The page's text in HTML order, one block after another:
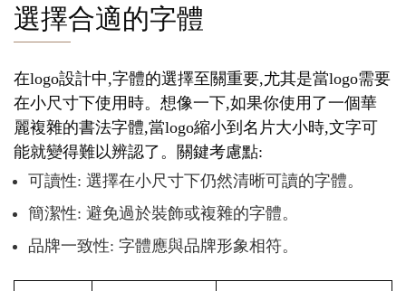
選擇合適的字體
在logo設計中,字體的選擇至關重要,尤其是當logo需要
在小尺寸下使用時。想像一下,如果你使用了一個華
麗複雜的書法字體,當logo縮小到名片大小時,文字可
能就變得難以辨認了。關鍵考慮點:
可讀性: 選擇在小尺寸下仍然清晰可讀的字體。
簡潔性: 避免過於裝飾或複雜的字體。
品牌一致性: 字體應與品牌形象相符。